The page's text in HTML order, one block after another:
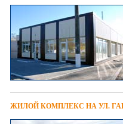
ЖИЛОЙ КОМПЛЕКС НА УЛ.